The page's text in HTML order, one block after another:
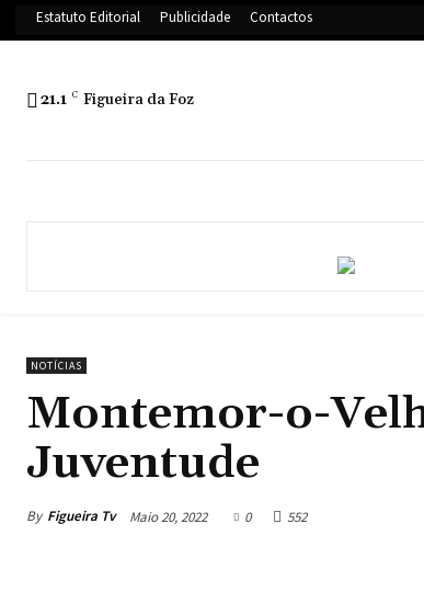
Estatuto Editorial Publicidade Contactos
21.1 C Figueira da Foz
NOTÍCIAS
Montemor-o-
Juventude
By Figueira Tv Maio 20, 2022 0 552